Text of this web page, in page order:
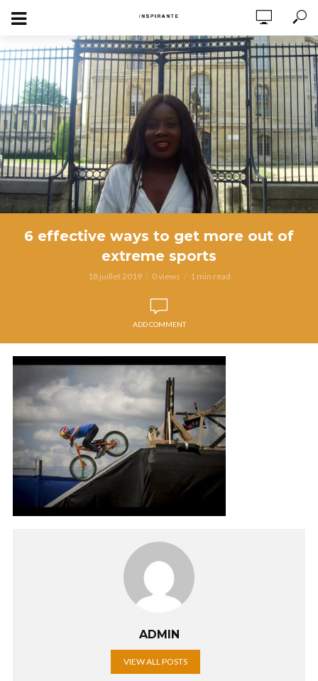
6 effective ways to get more out of
extreme sports
18 juillet 2019 0 views 1 min read
ADD COMMENT
ADMIN
VIEW ALL POSTS